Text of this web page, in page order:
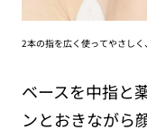
2本の指を広く使ってやさし
ベースを中指と
ンとおきながら